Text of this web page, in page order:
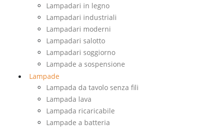
Lampadari in legno
Lampadari industriali
Lampadari moderni
Lampadari salotto
Lampadari soggiorno
Lampade a sospensione
Lampade
Lampada da tavolo senza fili
Lampada lava
Lampada ricaricabile
Lampade a batteria